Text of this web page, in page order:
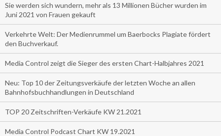
Sie werden sich wundern, mehr als 13 Millionen Bücher wurden im
Juni 2021 von Frauen gekauft
Verkehrte Welt: Der Medienrummel um Baerbocks Plagiate fördert
den Buchverkauf.
Media Control zeigt die Sieger des ersten Chart-Halbjahres 2021
Neu: Top 10 der Zeitungsverkäufe der letzten Woche an allen
Bahnhofsbuchhandlungen in Deutschland
TOP 20 Zeitschriften-Verkäufe KW 21.2021
Media Control Podcast Chart KW 19.2021